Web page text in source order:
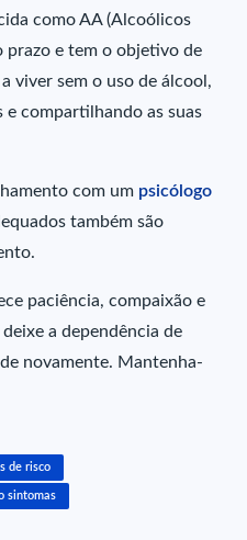
como AA (Alcoólicos
prazo e tem o objetivo de
viver sem o uso de álcool,
e compartilhando as suas
com um psicólogo
também são
paciência, compaixão e
a dependência de
novamente. Mantenha-
de risco
sintomas